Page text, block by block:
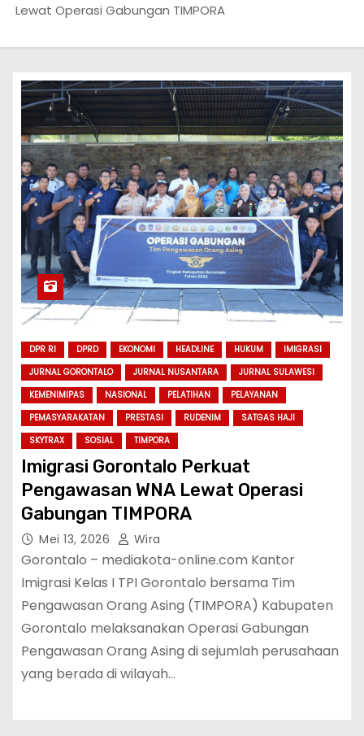
Lewat Operasi Gabungan TIMPORA
DPR RI DPRD EKONOMI HEADLINE HUKUM
IMIGRASI
JURNAL GORONTALO
JURNAL NUSANTARA
JURNAL SULAWESI
KEMENIMIPAS
NASIONAL PELATIHAN
PELAYANAN
PEMASYARAKATAN
PRESTASI RUDENIM
SATGAS HAJI
SKYTRAX
SOSIAL TIMPORA
Imigrasi Gorontalo Perkuat
Pengawasan WNA Lewat Operasi
Gabungan TIMPORA
Mei 13, 2026 Wira
Gorontalo – mediakota-online.com Kantor
Imigrasi Kelas I TPI Gorontalo bersama Tim
Pengawasan Orang Asing (TIMPORA) Kabupaten
Gorontalo melaksanakan Operasi Gabungan
Pengawasan Orang Asing di sejumlah perusahaan
yang berada di wilayah…